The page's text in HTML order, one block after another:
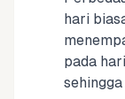
hari
pada